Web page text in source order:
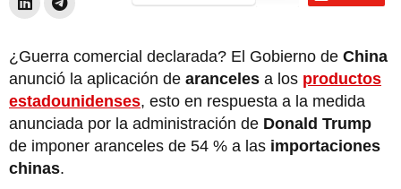
¿Guerra comercial declarada? El Gobierno de China
anunció la aplicación de aranceles a los productos
estadounidenses, esto en respuesta a la medida
anunciada por la administración de Donald Trump
de imponer aranceles de 54 % a las importaciones
chinas.